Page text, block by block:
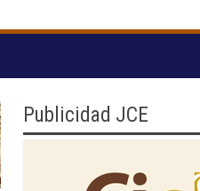
Publicidad JCE